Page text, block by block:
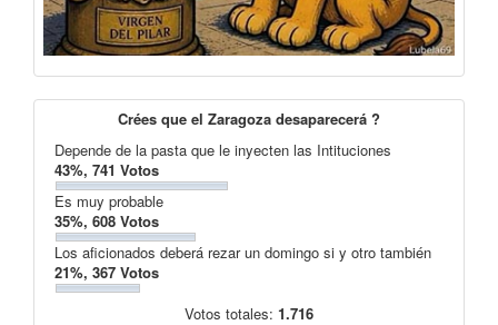
Crées que el Zaragoza desaparecerá ?
Depende de la pasta que le inyecten las Intituciones
43%, 741 Votos
Es muy probable
35%, 608 Votos
Los aficionados deberá rezar un domingo si y otro también
21%, 367 Votos
Votos totales: 1.716